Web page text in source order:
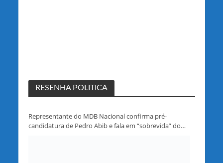
RESENHA POLITICA
Representante do MDB Nacional confirma pré-
candidatura de Pedro Abib e fala em “sobrevida” do